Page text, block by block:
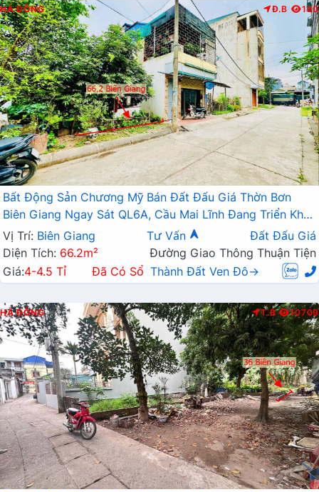
HÀ ĐÔNG Đ.B 180
Bất Động Sản Chương Mỹ Bán Đất Đấu Giá Thờn Bơn
Biên Giang Ngay Sát QL6A, Cầu Mai Lĩnh Đang Triển Khai
Mở Rộng
Vị Trí: Biên Giang Tư Vấn
Đất Đấu Giá
Diện Tích: 66.2m²
Đường Giao Thông Thuận Tiện
Giá:4-4.5 Tỉ Đã Có Sổ Thành Đất Ven Đô→
HÀ ĐÔNG T.B 10709